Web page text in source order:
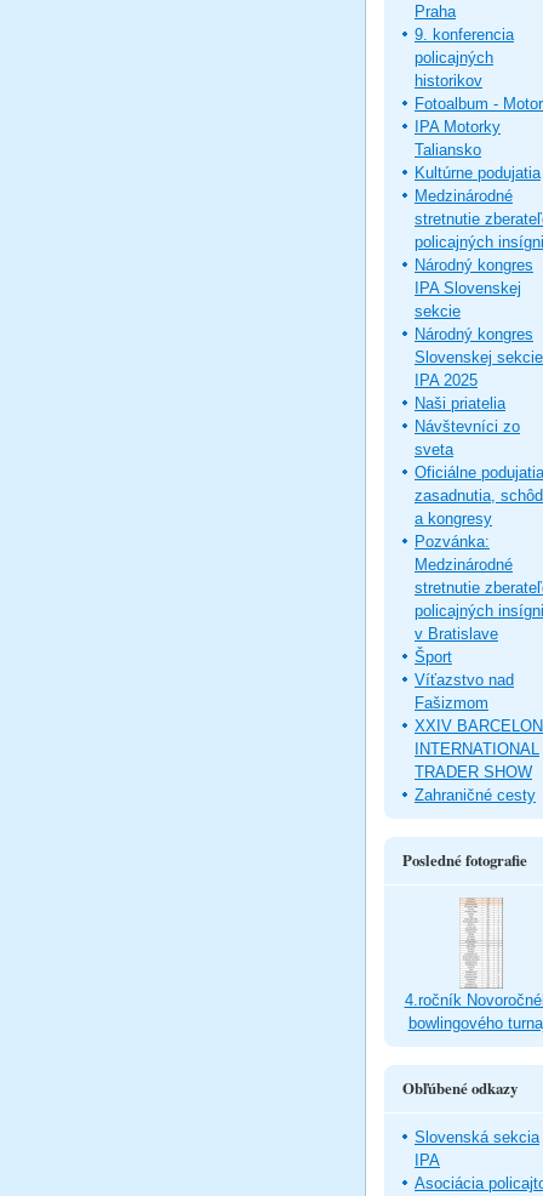
Praha
9. konferencia
policajných
historikov
Fotoalbum -
IPA Motorky
Taliansko
Kultúrne podujatia
Medzinárodné
stretnutie
policajných
Národný kongres
IPA Slovenskej
sekcie
Národný kongres
Slovenskej sekcie
IPA 2025
Naši priatelia
Návštevníci zo
sveta
Oficiálne
zasadnutia,
a kongresy
Pozvánka:
Medzinárodné
stretnutie
policajných
v Bratislave
Šport
Víťazstvo nad
Fašizmom
XXIV
INTERNATIONAL
TRADER SHOW
Zahraničné cesty
Posledné fotografie
4.ročník
bowlingového
Obľúbené odkazy
Slovenská sekcia
IPA
Asociácia